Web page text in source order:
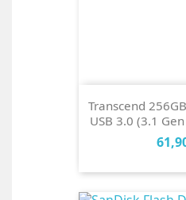
Transcend
USB 3.0 (3.1